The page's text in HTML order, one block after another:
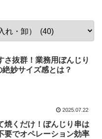
さ抜群！業務用ぼんじり
絶妙サイズ感とは？
2025.07.22
焼くだけ！ぼんじり串は
要でオペレーション効率